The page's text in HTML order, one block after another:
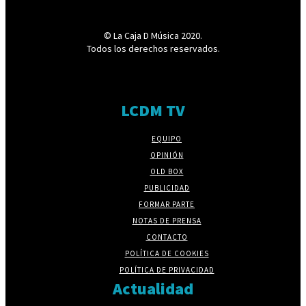
© La Caja D Música 2020.
Todos los derechos reservados.
LCDM TV
EQUIPO
OPINIÓN
OLD BOX
PUBLICIDAD
FORMAR PARTE
NOTAS DE PRENSA
CONTACTO
POLÍTICA DE COOKIES
POLÍTICA DE PRIVACIDAD
Actualidad